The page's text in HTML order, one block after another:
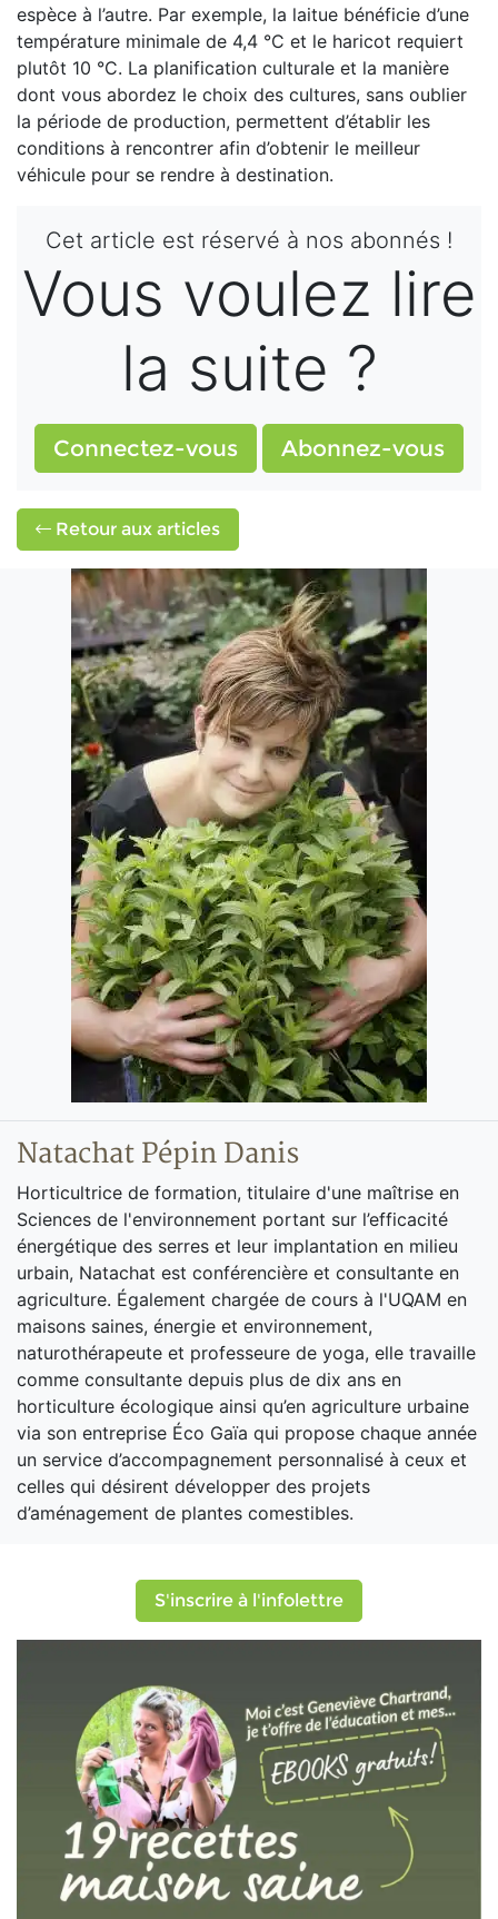
espèce à l’autre. Par exemple, la laitue bénéficie d’une
température minimale de 4,4 °C et le haricot requiert
plutôt 10 °C. La planification culturale et la manière
dont vous abordez le choix des cultures, sans oublier
la période de production, permettent d’établir les
conditions à rencontrer afin d’obtenir le meilleur
véhicule pour se rendre à destination.
Cet article est réservé à nos abonnés !
Vous voulez lire
la suite ?
Connectez-vous Abonnez-vous
Retour aux articles
Natachat Pépin Danis
Horticultrice de formation, titulaire d'une maîtrise en
Sciences de l'environnement portant sur l’efficacité
énergétique des serres et leur implantation en milieu
urbain, Natachat est conférencière et consultante en
agriculture. Également chargée de cours à l'UQAM en
maisons saines, énergie et environnement,
naturothérapeute et professeure de yoga, elle travaille
comme consultante depuis plus de dix ans en
horticulture écologique ainsi qu’en agriculture urbaine
via son entreprise Éco Gaïa qui propose chaque année
un service d’accompagnement personnalisé à ceux et
celles qui désirent développer des projets
d’aménagement de plantes comestibles.
S'inscrire à l'infolettre